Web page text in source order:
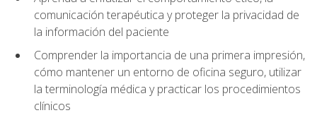
comunicación terapéutica y proteger la privacidad de
la información del paciente
Comprender la importancia de una primera impresión,
cómo mantener un entorno de oficina seguro, utilizar
la terminología médica y practicar los procedimientos
clínicos